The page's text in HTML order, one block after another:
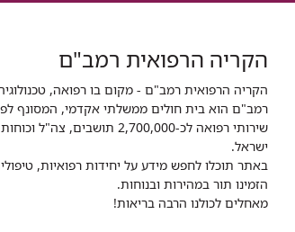
הקריה הרפואית רמב"ם
הקריה הרפואית רמב"ם - מקום בו רפואה,
ישראל.
באתר תוכלו לחפש מידע על יחידות רפואיות,
הזמינו תור במהירות ובנוחות.
מאחלים לכולנו הרבה בריאות!